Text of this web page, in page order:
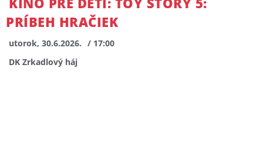
PRÍBEH HRAČIEK
utorok, 30.6.2026. / 17:00
DK Zrkadlový háj